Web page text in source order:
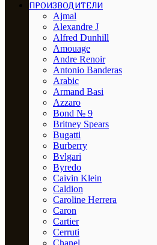
ПРОИЗВОДИТЕЛИ
Ajmal
Alexandre J
Alfred Dunhill
Amouage
Andre Renoir
Antonio Banderas
Arabic
Armand Basi
Azzaro
Bond № 9
Britney Spears
Bugatti
Burberry
Bvlgari
Byredo
Caivin Klein
Caldion
Caroline Herrera
Caron
Cartier
Cerruti
Chanel